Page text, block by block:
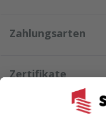
Zahlungsarten
Zertifikate
Kundenmeinungen